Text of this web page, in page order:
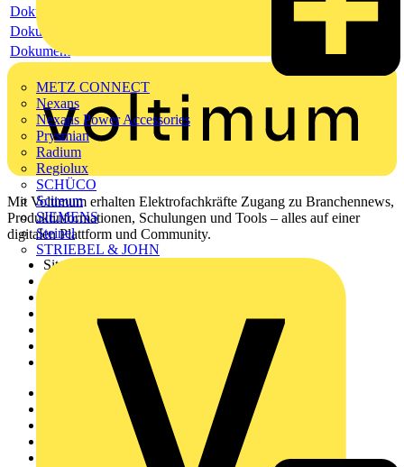
METZ CONNECT
Nexans
Nexans Power Accessories
Prysmian
Radium
Regiolux
SCHÜCO
Scireum
SIEMENS
Steinel
STRIEBEL & JOHN
Dokument
Dokument
Dokument
Mit Voltimum erhalten Elektrofachkräfte Zugang zu Branchennews,
Produktinformationen, Schulungen und Tools – alles auf einer
digitalen Plattform und Community.
Sitemap
Startseite
Produktsuche
Weitere Links
Downloadbereich (PDFs)
Häufig gestellte Fragen